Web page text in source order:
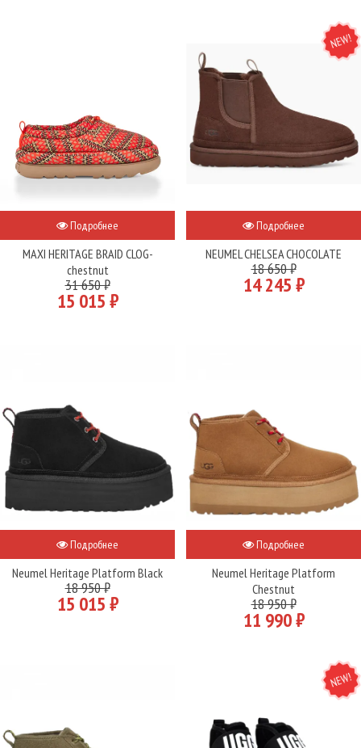
Подробнее
MAXI HERITAGE BRAID CLOG-
chestnut
31 650 ₽
15 015 ₽
NEW
Подробнее
NEUMEL CHELSEA CHOCOLATE
18 650 ₽
14 245 ₽
Подробнее
Neumel Heritage Platform Black
18 950 ₽
15 015 ₽
Подробнее
Neumel Heritage Platform
Chestnut
18 950 ₽
11 990 ₽
NEW